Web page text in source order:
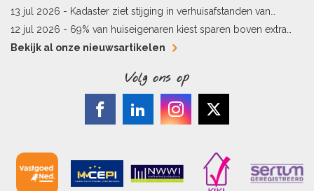
energielabel
13 jul 2026 - Kadaster ziet stijging in verhuisafstanden van
kopers
12 jul 2026 - 69% van huiseigenaren kiest sparen boven extra
hypotheekaflossing
Bekijk al onze nieuwsartikelen
Volg ons op